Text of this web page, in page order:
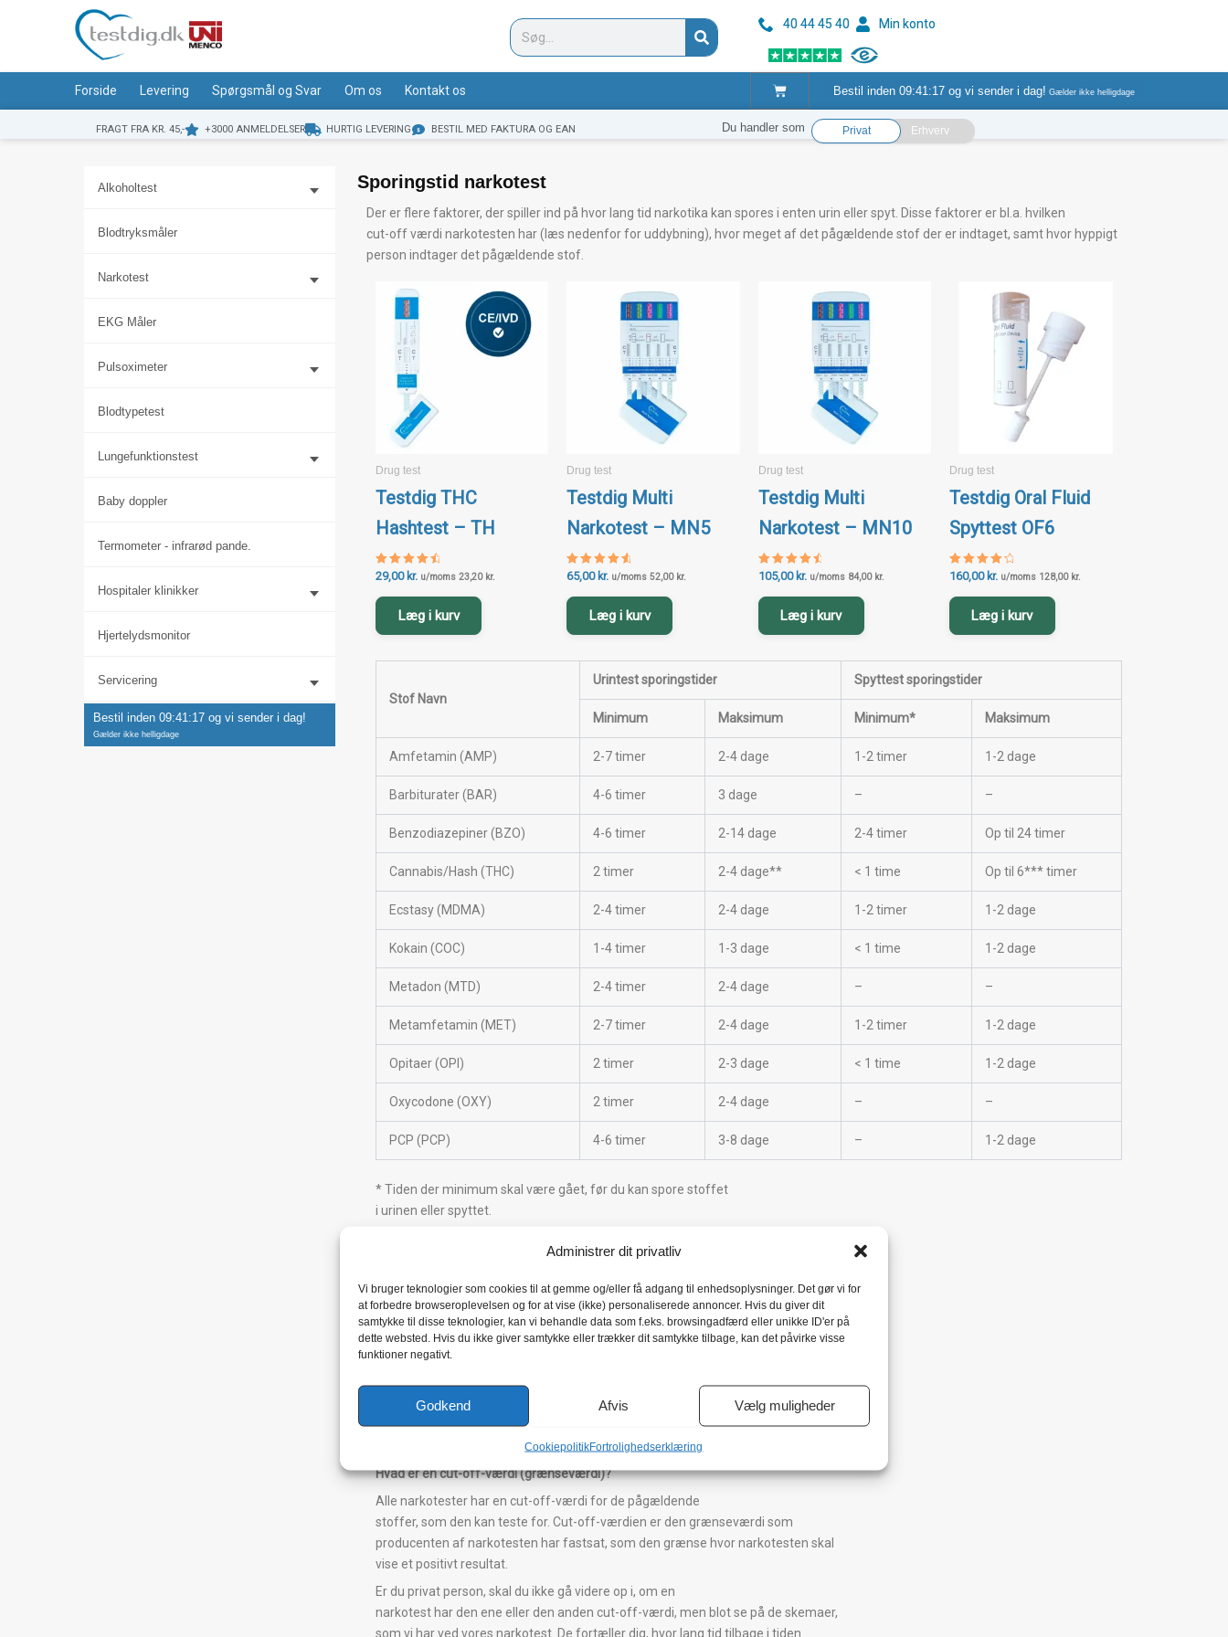
Administrer dit privatliv
Vi bruger teknologier som cookies til at gemme og/eller få adgang til enhedsoplysninger. Det gør vi for
at forbedre browseroplevelsen og for at vise (ikke) personaliserede annoncer. Hvis du giver dit
samtykke til disse teknologier, kan vi behandle data som f.eks. browsingadfærd eller unikke ID'er på
dette websted. Hvis du ikke giver samtykke eller trækker dit samtykke tilbage, kan det påvirke visse
funktioner negativt.
Godkend Afvis Vælg muligheder
CookiepolitikFortrolighedserklæring
Søg 40 44 45 40 Min konto
Forside Levering Spørgsmål og Svar Om os Kontakt os Kurv Bestil inden 09:41:17 og vi sender i dag! Gælder ikke helligdage
FRAGT FRA KR. 45,- +3000 ANMELDELSER HURTIG LEVERING BESTIL MED FAKTURA OG EAN Du handler som Privat Erhverv
Alkoholtest
Blodtryksmåler
Narkotest
EKG Måler
Pulsoximeter
Blodtypetest
Lungefunktionstest
Baby doppler
Termometer - infrarød pande.
Hospitaler klinikker
Hjertelydsmonitor
Servicering
Bestil inden 09:41:17 og vi sender i dag!
Gælder ikke helligdage
Sporingstid narkotest
Der er flere faktorer, der spiller ind på hvor lang tid narkotika kan spores i enten urin eller spyt. Disse faktorer er bl.a. hvilken
cut-off værdi narkotesten har (læs nedenfor for uddybning), hvor meget af det pågældende stof der er indtaget, samt hvor hyppigt
person indtager det pågældende stof.
Drug test
Testdig THC
Hashtest – TH
Vurderet
ud af 5
29,00 kr. u/moms 23,20 kr.
Læg i kurv
Drug test
Testdig Multi
Narkotest – MN5
Vurderet
ud af 5
65,00 kr. u/moms52,00 kr.
Læg i kurv
Drug test
Testdig Multi
Narkotest – MN10
Vurderet
ud af 5
105,00 kr. u/moms 84,00 kr.
Læg i kurv
Drug test
Testdig Oral Fluid
Spyttest OF6
Vurderet
ud af 5
160,00 kr. u/moms 128,00 kr.
Læg i kurv
Stof Navn
Urintest sporingstider Spyttestsporingstider
Minimum Maksimum Minimum* Maksimum
Amfetamin (AMP) 2-7 timer 2-4 dage 1-2 timer 1-2 dage
Barbiturater (BAR) 4-6 timer 3 dage – –
Benzodiazepiner (BZO) 4-6 timer 2-14 dage 2-4 timer Op til 24 timer
Cannabis/Hash (THC) 2 timer 2-4 dage** < 1 time Op til 6*** timer
Ecstasy (MDMA) 2-4 timer 2-4 dage 1-2 timer 1-2 dage
Kokain (COC) 1-4 timer 1-3 dage < 1 time 1-2 dage
Metadon (MTD) 2-4 timer 2-4 dage – –
Metamfetamin (MET) 2-7 timer 2-4 dage 1-2 timer 1-2 dage
Opitaer (OPI) 2 timer 2-3 dage < 1 time 1-2 dage
Oxycodone (OXY) 2 timer 2-4 dage – –
PCP (PCP) 4-6 timer 3-8 dage – 1-2 dage
* Tiden der minimum skal være gået, før du kan spore stoffet
i urinen eller spyttet.
resultater i op til 10 dage og kroniske misbrugere kan teste positive i helt op
***Vores spyttest kan typisk se 4-6 timer tilbage (40ng/ml).
Maximum på en spyttest er 8 timer ved 5ng/ml.
Ovenstående sporingstider/detektionstider er lavet af:
Director.
Læs og
mere her: Spyttest politi – hvor længe kan den spore?
Hvad er en cut-off-værdi (grænseværdi)?
Alle narkotester har en cut-off-værdi for de pågældende
stoffer, som den kan teste for. Cut-off-værdien er den grænseværdi som
producenten af narkotesten har fastsat, som den grænse hvor narkotesten skal
vise et positivt resultat.
Er du privat person, skal du ikke gå videre op i, om en
narkotest har den ene eller den anden cut-off-værdi, men blot se på de skemaer,
som vi har ved vores narkotest. De fortæller dig, hvor lang tid tilbage i tiden